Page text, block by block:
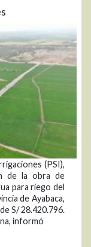
(PSI),
de la obra de
para riego del
de Ayabaca,
S/ 28.420.796.
informó